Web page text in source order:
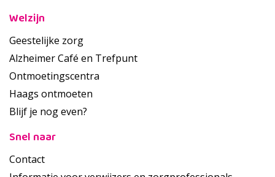
Welzijn
Geestelijke zorg
Alzheimer Café en Trefpunt
Ontmoetingscentra
Haags ontmoeten
Blijf je nog even?
Snel naar
Contact